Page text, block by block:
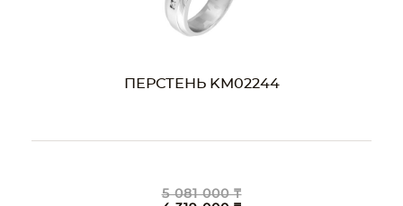
ПЕРСТЕНЬ KM02244
5 081 000 ₸